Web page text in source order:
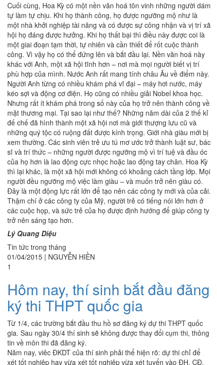
Cuối cùng, Hoa Kỳ có một nền văn hoá tôn vinh những người dám
tự làm tự chịu. Khi họ thành công, họ được ngưỡng mộ như là
một nhà khởi nghiệp tài năng và có được sự công nhận và vị trí xã
hội họ đáng được hưởng. Khi họ thất bại thì điều này được coi là
một giai đoạn tạm thời, tự nhiên và cần thiết để rốt cuộc thành
công. Vì vậy họ có thể đứng lên và bắt đầu lại. Nền văn hoá này
khác với Anh, một xã hội tĩnh hơn – nơi mà mọi người biết vị trí
phù hợp của mình. Nước Anh rất mang tính châu Âu về điểm này.
Người Anh từng có nhiều khám phá vĩ đại – máy hơi nước, máy
kéo sợi và động cơ điện. Họ cũng có nhiều giải Nobel khoa học.
Nhưng rất ít khám phá trong số này của họ trở nên thành công về
mặt thương mại. Tại sao lại như thế? Những năm dài của 2 thế kỉ
đế chế đã hình thành một xã hội nơi mà giới thượng lưu cũ và
những quý tộc có ruộng đất được kính trọng. Giới nhà giàu mới bị
xem thường. Các sinh viên trẻ ưu tú mơ ước trở thành luật sư, bác
sĩ và trí thức – những người được ngưỡng mộ vì trí tuệ và đầu óc
của họ hơn là lao động cực nhọc hoặc lao động tay chân. Hoa Kỳ
thì lại khác, là một xã hội mới không có khoảng cách tầng lớp. Mọi
người đều ngưỡng mộ việc làm giàu – và muốn trở nên giàu có.
Đây là một động lực rất lớn để tạo nên các công ty mới và của cải.
Thậm chí ở các công ty của Mỹ, người trẻ có tiếng nói lớn hơn ở
các cuộc họp, và sức trẻ của họ được định hướng để giúp công ty
trở nên sáng tạo hơn.
Lý Quang Diệu
Tin tức trong tháng
01/04/2015 | NGUYỄN HIỀN
1
Hôm nay, thí sinh bắt đầu đăng
ký thi THPT quốc gia
Từ 1/4, các trường bắt đầu thu hồ sơ đăng ký dự thi THPT quốc
gia. Sau ngày 30/4 thí sinh sẽ không được thay đổi cụm thi, thông
tin về môn thi đã đăng ký.
Năm nay, viêc ĐKDT của thí sinh phải thể hiện rõ: dự thi chỉ để
xét tốt nghiệp hay vừa xét tốt nghiệp vừa xét tuyển vào ĐH, CĐ,